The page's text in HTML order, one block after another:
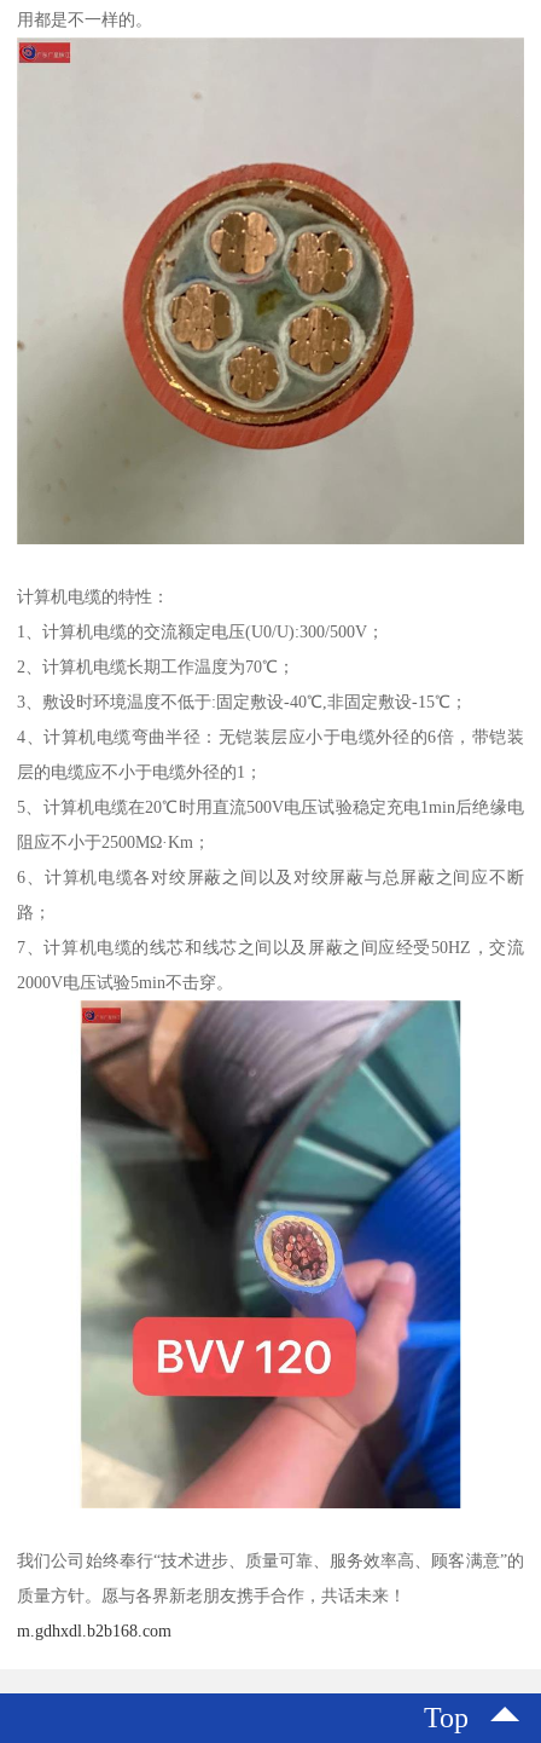
用都是不一样的。
计算机电缆的特性：
1、计算机电缆的交流额定电压(U0/U):300/500V；
2、计算机电缆长期工作温度为70℃；
3、敷设时环境温度不低于:固定敷设-40℃,非固定敷设-15℃；
4、计算机电缆弯曲半径：无铠装层应小于电缆外径的6倍，带铠装
层的电缆应不小于电缆外径的1；
5、计算机电缆在20℃时用直流500V电压试验稳定充电1min后绝缘电
阻应不小于2500MΩ·Km；
6、计算机电缆各对绞屏蔽之间以及对绞屏蔽与总屏蔽之间应不断
路；
7、计算机电缆的线芯和线芯之间以及屏蔽之间应经受50HZ，交流
2000V电压试验5min不击穿。
我们公司始终奉行“技术进步、质量可靠、服务效率高、顾客满意”的
质量方针。愿与各界新老朋友携手合作，共话未来！
m.gdhxdl.b2b168.com
Top